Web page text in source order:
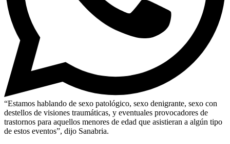
“Estamos hablando de sexo patológico, sexo denigrante, sexo con
destellos de visiones traumáticas, y eventuales provocadores de
trastornos para aquellos menores de edad que asistieran a algún tipo
de estos eventos”, dijo Sanabria.